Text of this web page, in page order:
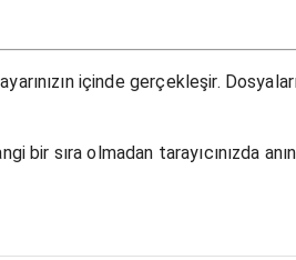
içinde gerçekleşir.
bir sıra olmadan tarayıcınızda